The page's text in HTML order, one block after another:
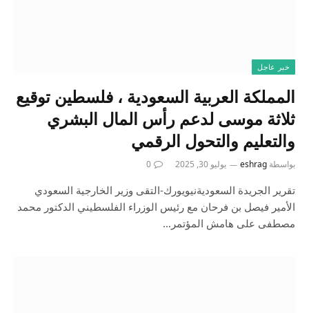
خبر عاجل
المملكة العربية السعودية ، فلسطين توقيع
ثلاثة موسى لدعم رأس المال البشري
والتعليم والتحول الرقمي
بواسطة eshrag يوليو 30, 2025 0
تقرير الجريدة السعوديةنيويورك-التقى وزير الخارجية السعودي
الأمير فيصل بن فرحان مع رئيس الوزراء الفلسطيني الدكتور محمد
مصطفى على هامش المؤتمر…